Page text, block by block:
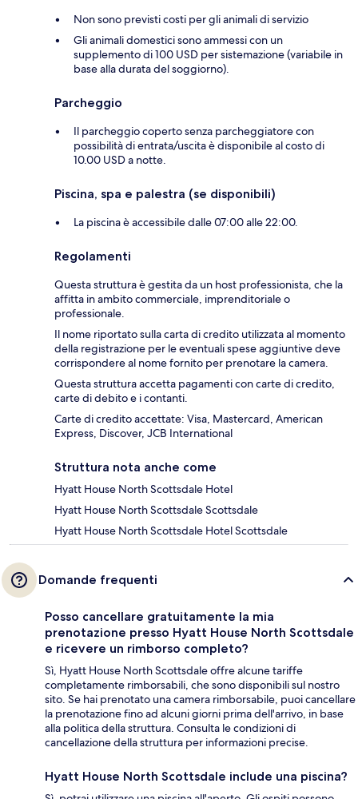
Non sono previsti costi per gli animali di servizio
Gli animali domestici sono ammessi con un
supplemento di 100 USD per sistemazione (variabile in
base alla durata del soggiorno).
Parcheggio
Il parcheggio coperto senza parcheggiatore con
possibilità di entrata/uscita è disponibile al costo di
10.00 USD a notte.
Piscina, spa e palestra (se disponibili)
La piscina è accessibile dalle 07:00 alle 22:00.
Regolamenti
Questa struttura è gestita da un host professionista, che la
affitta in ambito commerciale, imprenditoriale o
professionale.
Il nome riportato sulla carta di credito utilizzata al momento
della registrazione per le eventuali spese aggiuntive deve
corrispondere al nome fornito per prenotare la camera.
Questa struttura accetta pagamenti con carte di credito,
carte di debito e i contanti.
Carte di credito accettate: Visa, Mastercard, American
Express, Discover, JCB International
Struttura nota anche come
Hyatt House North Scottsdale Hotel
Hyatt House North Scottsdale Scottsdale
Hyatt House North Scottsdale Hotel Scottsdale
Domande frequenti
Posso cancellare gratuitamente la mia
prenotazione presso Hyatt House North Scottsdale
e ricevere un rimborso completo?
Sì, Hyatt House North Scottsdale offre alcune tariffe
completamente rimborsabili, che sono disponibili sul nostro
sito. Se hai prenotato una camera rimborsabile, puoi cancellare
la prenotazione fino ad alcuni giorni prima dell'arrivo, in base
alla politica della struttura. Consulta le condizioni di
cancellazione della struttura per informazioni precise.
Hyatt House North Scottsdale include una piscina?